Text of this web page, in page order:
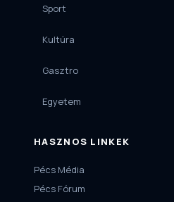
Sport
Kultúra
Gasztro
Egyetem
HASZNOS LINKEK
Pécs Média
Pécs Fórum